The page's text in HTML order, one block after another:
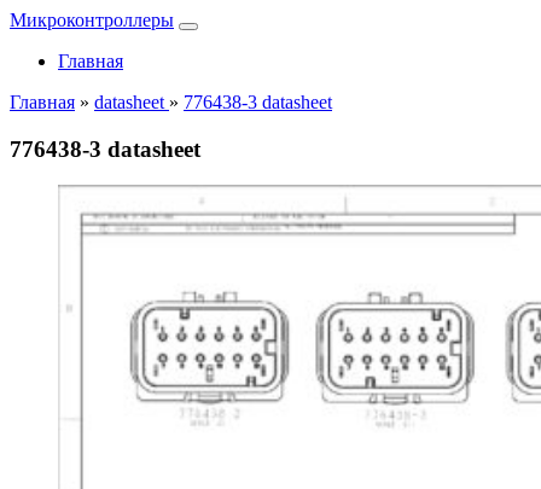
Микроконтроллеры
Главная
Главная » datasheet » 776438-3 datasheet
776438-3 datasheet